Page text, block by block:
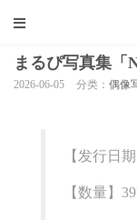
まるぴ写真集「
2026-06-05 分类： 偶像
【发行日
【数量】